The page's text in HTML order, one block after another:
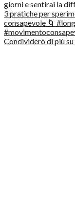
Condividerò di più